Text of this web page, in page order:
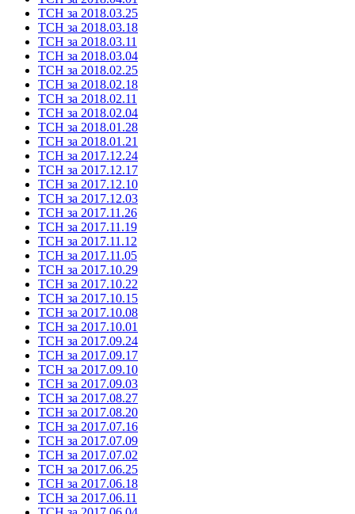
ТСН за 2018.03.25
ТСН за 2018.03.18
ТСН за 2018.03.11
ТСН за 2018.03.04
ТСН за 2018.02.25
ТСН за 2018.02.18
ТСН за 2018.02.11
ТСН за 2018.02.04
ТСН за 2018.01.28
ТСН за 2018.01.21
ТСН за 2017.12.24
ТСН за 2017.12.17
ТСН за 2017.12.10
ТСН за 2017.12.03
ТСН за 2017.11.26
ТСН за 2017.11.19
ТСН за 2017.11.12
ТСН за 2017.11.05
ТСН за 2017.10.29
ТСН за 2017.10.22
ТСН за 2017.10.15
ТСН за 2017.10.08
ТСН за 2017.10.01
ТСН за 2017.09.24
ТСН за 2017.09.17
ТСН за 2017.09.10
ТСН за 2017.09.03
ТСН за 2017.08.27
ТСН за 2017.08.20
ТСН за 2017.07.16
ТСН за 2017.07.09
ТСН за 2017.07.02
ТСН за 2017.06.25
ТСН за 2017.06.18
ТСН за 2017.06.11